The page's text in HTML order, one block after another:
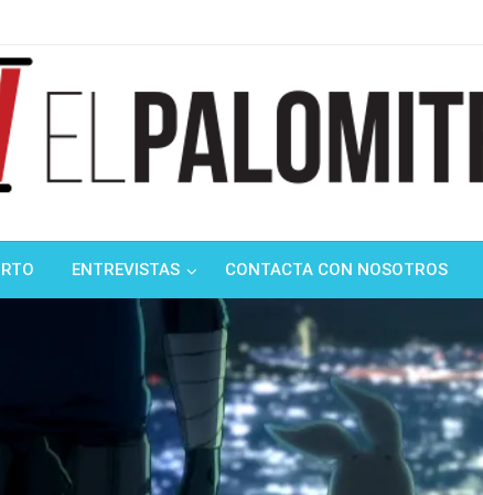
ENTREVISTAS CONTACTA CON NOSOTROS